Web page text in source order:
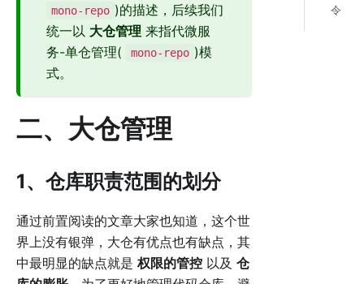
mono-repo )的描述，后续我们
统一以 大仓管理 来指代微服
务-单仓管理(
mono-repo )模
式。
二、大仓管理
1、仓库职责范围的划分
通过前置阅读的文章大家也知道，这个世
界上没有银弹，大仓有优点也有缺点，其
中最明显的缺点就是权限的管控 以及 仓
令